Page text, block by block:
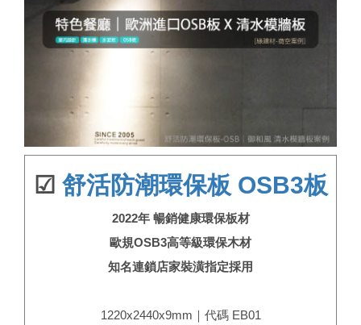
☑ 舒活防潮環保板 OSB3板
2022年 暢銷健康環保板材
歐規OSB3高等級環保木材
知名連鎖店家裝潢指定採用
1220x2440x9mm｜代碼 EB01